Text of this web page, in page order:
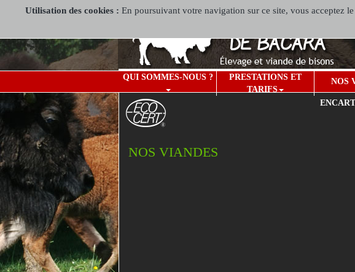
Utilisation des cookies : En poursuivant votre navigation sur ce site, vous acceptez
QUI SOMMES-NOUS ?
PRESTATIONS ET
TARIFS
NOS
NOS VIANDES